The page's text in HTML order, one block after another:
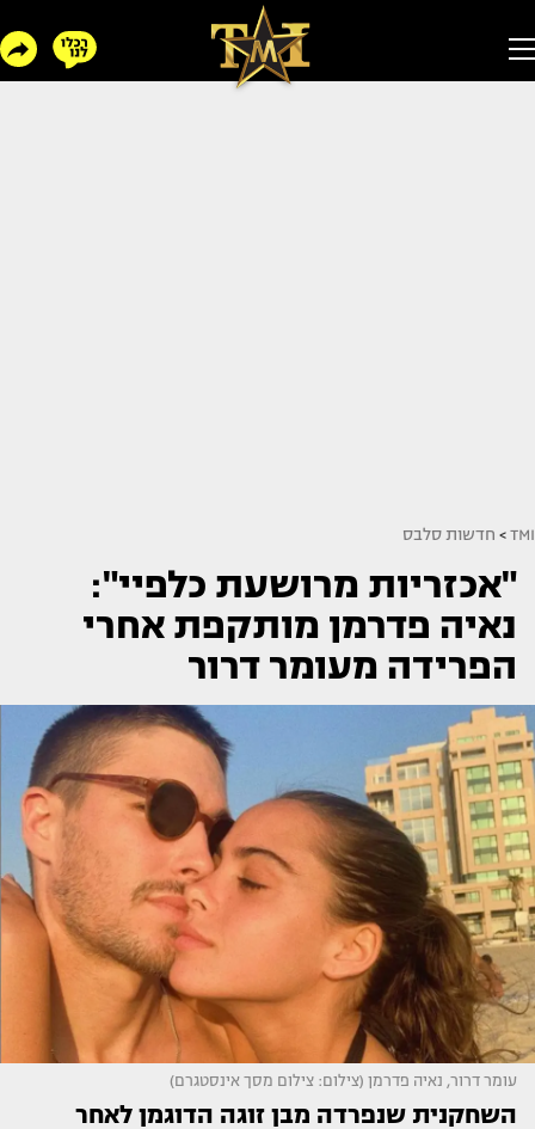
TMI
> חדשות סלבס
"אכזריות מרושעת כלפיי":
נאיה פדרמן מותקפת אחרי
הפרידה מעומר דרור
עומר דרור, נאיה פדרמן (צילום: צילום מסך אינסטגרם)
השחקנית שנפרדה מבן זוגה הדוגמן לאחר